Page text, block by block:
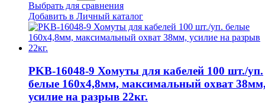
Выбрать для сравнения
Добавить в Личный каталог
PKB-16048-9 Хомуты для кабелей 100 шт./уп.
белые 160х4,8мм, максимальный охват
усилие на разрыв 22кг.